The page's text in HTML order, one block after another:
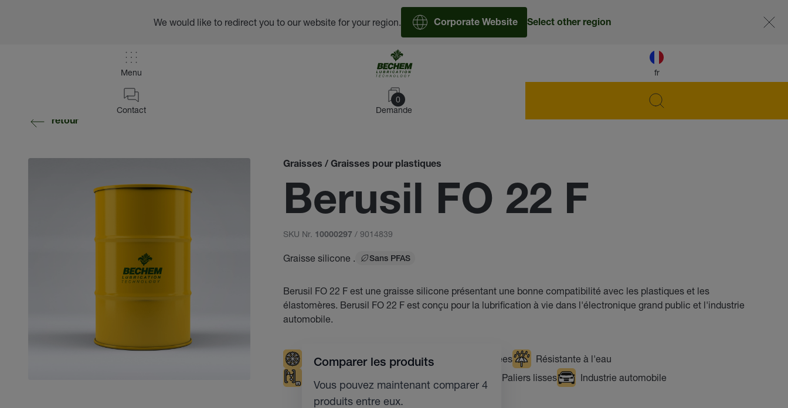
fr
Menu
0
Demande
Contact
We would like to redirect you to our website for your region. Corporate Website Select other region
retour
Graisses / Graisses pour plastiques
Berusil FO 22 F
SKU Nr. 10000297 / 9014839
Graisse silicone . Sans PFAS
Berusil FO 22 F est une graisse silicone présentant une bonne compatibilité avec les plastiques et les
élastomères. Berusil FO 22 F est conçu pour la lubrification à vie dans l'électronique grand public et l'industrie
automobile.
Températures basses Températures élevées
Résistante à l'eau
Paliers lisses Industrie automobile
Comparer les produits
Vous pouvez maintenant comparer 4
produits entre eux.